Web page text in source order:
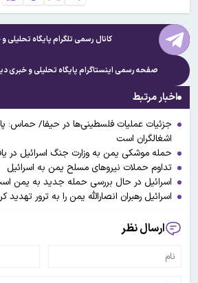
کانال رسمی تلگرام پایگاه تحلیلی
صفحه رسمی اینستاگرام پایگاه تحلیلی و خبری
اخبار مرتبط
جزئیات عملیات فلسطینی‌ها در حیفا/ حماس:
اشغالگران است
حمله موشکی یمن به وزارت جنگ اسرائیل در
تداوم حملات نیروهای مسلح یمن به اسرائیل
اسرائیل در حال بررسی حمله جدید به یمن
اسرائیل رهبران انصارالله یمن را به ترور تهدید
ارسال نظر